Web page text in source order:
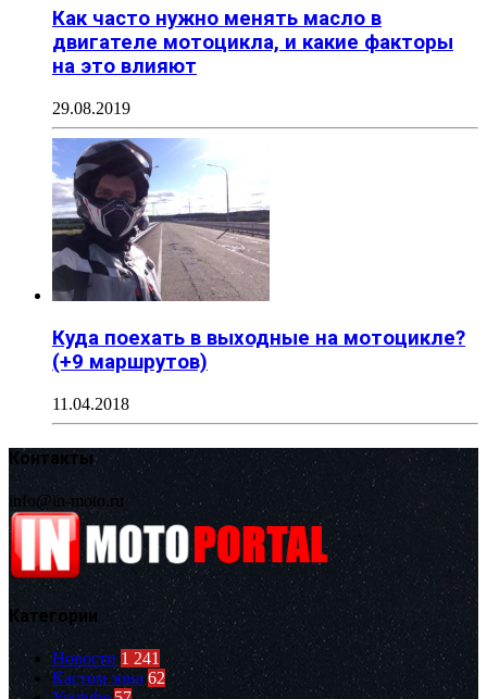
Как часто нужно менять масло в
двигателе мотоцикла, и какие факторы
на это влияют
29.08.2019
Куда поехать в выходные на мотоцикле?
(+9 маршрутов)
11.04.2018
Контакты
info@in-moto.ru
Категории
Новости 1 241
Кастом зона 62